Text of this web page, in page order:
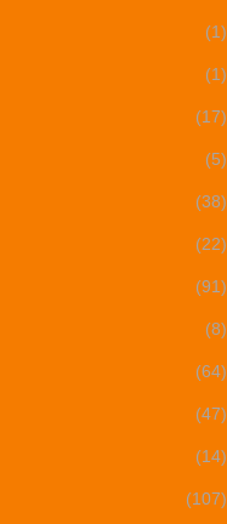
(1)
(1)
(17)
(5)
(38)
(22)
(91)
(8)
(64)
(47)
(14)
(107)